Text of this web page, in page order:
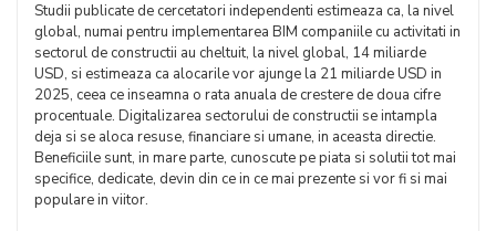
Studii publicate de cercetatori independenti estimeaza ca, la nivel
global, numai pentru implementarea BIM companiile cu activitati in
sectorul de constructii au cheltuit, la nivel global, 14 miliarde
USD, si estimeaza ca alocarile vor ajunge la 21 miliarde USD in
2025, ceea ce inseamna o rata anuala de crestere de doua cifre
procentuale. Digitalizarea sectorului de constructii se intampla
deja si se aloca resuse, financiare si umane, in aceasta directie.
Beneficiile sunt, in mare parte, cunoscute pe piata si solutii tot mai
specifice, dedicate, devin din ce in ce mai prezente si vor fi si mai
populare in viitor.